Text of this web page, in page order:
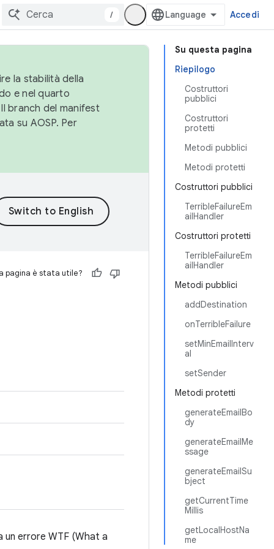
/ Accedi
Su questa pagina
Riepilogo
Costruttori
pubblici
Costruttori
protetti
Metodi pubblici
Metodi protetti
Costruttori pubblici
TerribleFailureEm
ailHandler
Costruttori protetti
TerribleFailureEm
ailHandler
Metodi pubblici
addDestination
onTerribleFailure
setMinEmailInterv
al
setSender
Metodi protetti
generateEmailBo
dy
generateEmailMe
ssage
generateEmailSu
bject
getCurrentTime
Millis
getLocalHostNa
me
la stabilità della
e nel quarto
branch del manifest
su AOSP. Per
pagina è stata utile?
un errore WTF (What a